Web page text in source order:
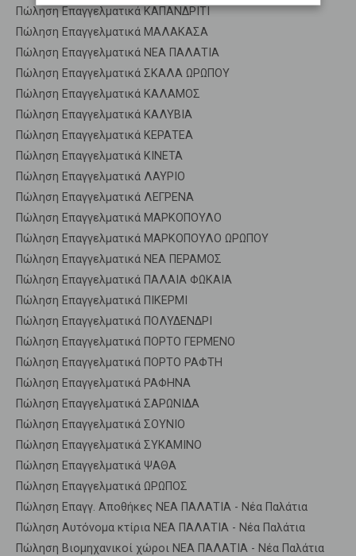
Πώληση Επαγγελματικά ΚΑΠΑΝΔΡΙΤΙ
Πώληση Επαγγελματικά ΜΑΛΑΚΑΣΑ
Πώληση Επαγγελματικά ΝΕΑ ΠΑΛΑΤΙΑ
Πώληση Επαγγελματικά ΣΚΑΛΑ ΩΡΩΠΟΥ
Πώληση Επαγγελματικά ΚΑΛΑΜΟΣ
Πώληση Επαγγελματικά ΚΑΛΥΒΙΑ
Πώληση Επαγγελματικά ΚΕΡΑΤΕΑ
Πώληση Επαγγελματικά ΚΙΝΕΤΑ
Πώληση Επαγγελματικά ΛΑΥΡΙΟ
Πώληση Επαγγελματικά ΛΕΓΡΕΝΑ
Πώληση Επαγγελματικά ΜΑΡΚΟΠΟΥΛΟ
Πώληση Επαγγελματικά ΜΑΡΚΟΠΟΥΛΟ ΩΡΩΠΟΥ
Πώληση Επαγγελματικά ΝΕΑ ΠΕΡΑΜΟΣ
Πώληση Επαγγελματικά ΠΑΛΑΙΑ ΦΩΚΑΙΑ
Πώληση Επαγγελματικά ΠΙΚΕΡΜΙ
Πώληση Επαγγελματικά ΠΟΛΥΔΕΝΔΡΙ
Πώληση Επαγγελματικά ΠΟΡΤΟ ΓΕΡΜΕΝΟ
Πώληση Επαγγελματικά ΠΟΡΤΟ ΡΑΦΤΗ
Πώληση Επαγγελματικά ΡΑΦΗΝΑ
Πώληση Επαγγελματικά ΣΑΡΩΝΙΔΑ
Πώληση Επαγγελματικά ΣΟΥΝΙΟ
Πώληση Επαγγελματικά ΣΥΚΑΜΙΝΟ
Πώληση Επαγγελματικά ΨΑΘΑ
Πώληση Επαγγελματικά ΩΡΩΠΟΣ
Πώληση Επαγγ. Αποθήκες ΝΕΑ ΠΑΛΑΤΙΑ - Νέα Παλάτια
Πώληση Αυτόνομα κτίρια ΝΕΑ ΠΑΛΑΤΙΑ - Νέα Παλάτια
Πώληση Βιομηχανικοί χώροι ΝΕΑ ΠΑΛΑΤΙΑ - Νέα Παλάτια